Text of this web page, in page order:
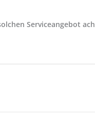
Serviceangebot